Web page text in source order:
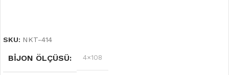
SKU: NKT-414
BIJON ÖLÇÜSÜ 4×108